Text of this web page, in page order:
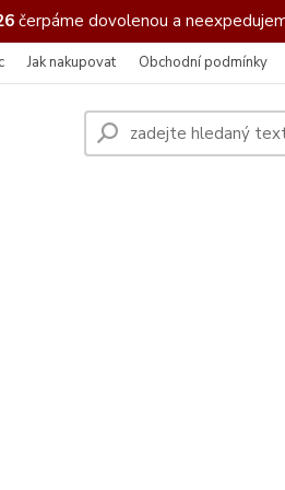
čerpáme dovolenou a
Jak nakupovat Obchodní podmínky